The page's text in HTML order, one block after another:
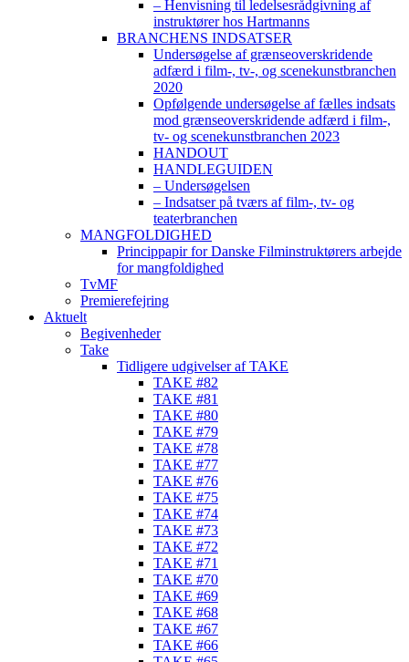
– Henvisning til ledelsesrådgivning af
instruktører hos Hartmanns
BRANCHENS INDSATSER
Undersøgelse af grænseoverskridende
adfærd i film-, tv-, og scenekunstbranchen
2020
Opfølgende undersøgelse af fælles indsats
mod grænseoverskridende adfærd i film-,
tv- og scenekunstbranchen 2023
HANDOUT
HANDLEGUIDEN
– Undersøgelsen
– Indsatser på tværs af film-, tv- og
teaterbranchen
MANGFOLDIGHED
Princippapir for Danske Filminstruktørers arbejde
for mangfoldighed
TvMF
Premierefejring
Aktuelt
Begivenheder
Take
Tidligere udgivelser af TAKE
TAKE #82
TAKE #81
TAKE #80
TAKE #79
TAKE #78
TAKE #77
TAKE #76
TAKE #75
TAKE #74
TAKE #73
TAKE #72
TAKE #71
TAKE #70
TAKE #69
TAKE #68
TAKE #67
TAKE #66